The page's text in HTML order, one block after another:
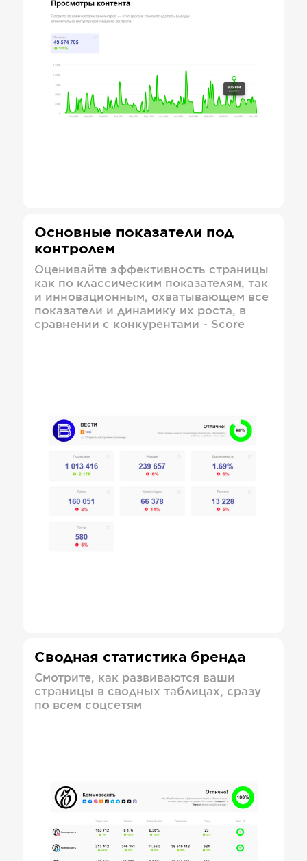
Основные показатели под
контролем
Оценивайте эффективность страницы
как по классическим показателям, так
и инновационным, охватывающем все
показатели и динамику их роста, в
сравнении с конкурентами - Score
Сводная статистика бренда
Смотрите, как развиваются ваши
страницы в сводных таблицах, сразу
по всем соцсетям